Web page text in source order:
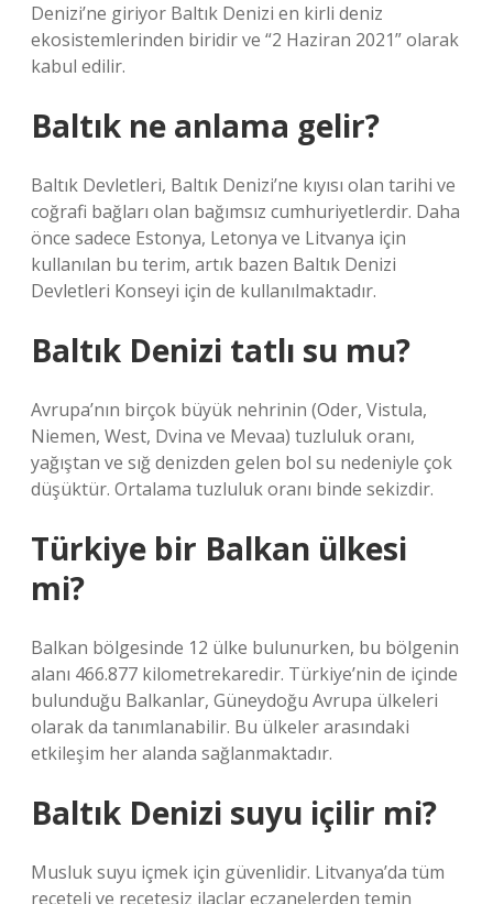
Denizi’ne giriyor Baltık Denizi en kirli deniz
ekosistemlerinden biridir ve “2 Haziran 2021” olarak
kabul edilir.
Baltık ne anlama gelir?
Baltık Devletleri, Baltık Denizi’ne kıyısı olan tarihi ve
coğrafi bağları olan bağımsız cumhuriyetlerdir. Daha
önce sadece Estonya, Letonya ve Litvanya için
kullanılan bu terim, artık bazen Baltık Denizi
Devletleri Konseyi için de kullanılmaktadır.
Baltık Denizi tatlı su mu?
Avrupa’nın birçok büyük nehrinin (Oder, Vistula,
Niemen, West, Dvina ve Mevaa) tuzluluk oranı,
yağıştan ve sığ denizden gelen bol su nedeniyle çok
düşüktür. Ortalama tuzluluk oranı binde sekizdir.
Türkiye bir Balkan ülkesi
mi?
Balkan bölgesinde 12 ülke bulunurken, bu bölgenin
alanı 466.877 kilometrekaredir. Türkiye’nin de içinde
bulunduğu Balkanlar, Güneydoğu Avrupa ülkeleri
olarak da tanımlanabilir. Bu ülkeler arasındaki
etkileşim her alanda sağlanmaktadır.
Baltık Denizi suyu içilir mi?
Musluk suyu içmek için güvenlidir. Litvanya’da tüm
reçeteli ve reçetesiz ilaçlar eczanelerden temin